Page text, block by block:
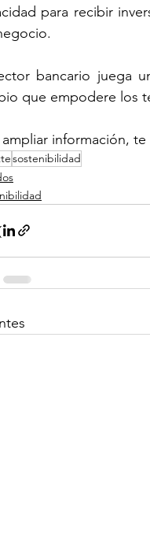
para recibir
bancario juega
que empodere los
ampliar información,
sostenibilidad